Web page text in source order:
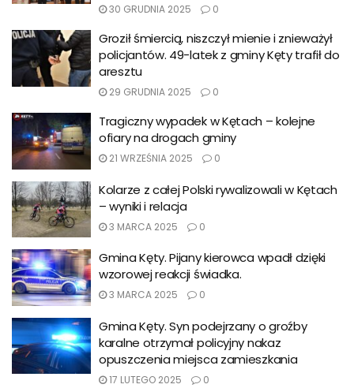
30 GRUDNIA 2025 0
Groził śmiercią, niszczył mienie i znieważył
policjantów. 49-latek z gminy Kęty trafił do
aresztu
29 GRUDNIA 2025 0
Tragiczny wypadek w Kętach – kolejne
ofiary na drogach gminy
21 WRZEŚNIA 2025 0
Kolarze z całej Polski rywalizowali w Kętach
– wyniki i relacja
3 MARCA 2025 0
Gmina Kęty. Pijany kierowca wpadł dzięki
wzorowej reakcji świadka.
3 MARCA 2025 0
Gmina Kęty. Syn podejrzany o groźby
karalne otrzymał policyjny nakaz
opuszczenia miejsca zamieszkania
17 LUTEGO 2025 0